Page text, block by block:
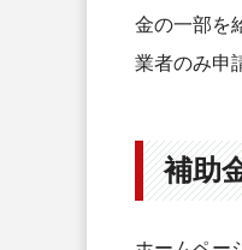
金の一部を
業者のみ申
補助